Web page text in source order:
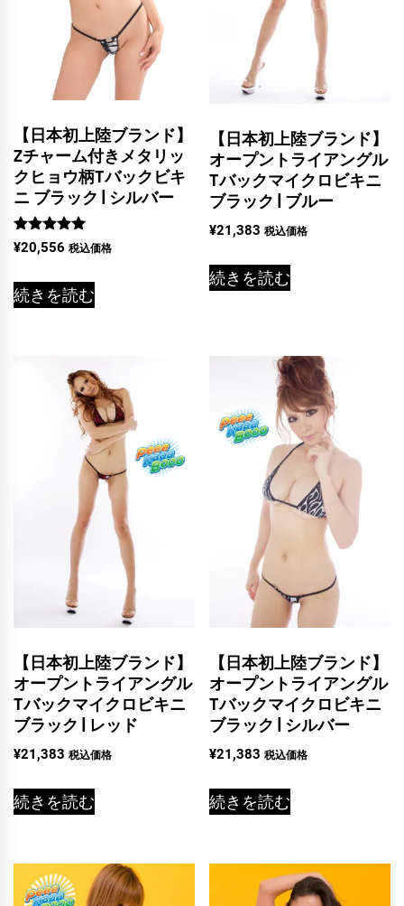
【日本初上陸ブランド】
Zチャーム付きメタリッ
クヒョウ柄Tバックビキ
ニ ブラック | シルバー
5段階中
5.00
¥20,556 税込価格
続きを読む
【日本初上陸ブランド】
オープントライアングル
Tバックマイクロビキニ
ブラック | ブルー
¥21,383 税込価格
続きを読む
【日本初上陸ブランド】
オープントライアングル
Tバックマイクロビキニ
ブラック | レッド
¥21,383 税込価格
続きを読む
【日本初上陸ブランド】
オープントライアングル
Tバックマイクロビキニ
ブラック | シルバー
¥21,383 税込価格
続きを読む